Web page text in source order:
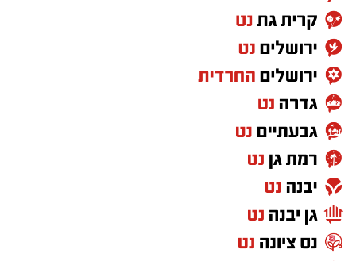
פחות טובה ואת קריירת המכללות סיים בפן סטייט
למשחק.
בקיץ 2024 יצא לאירופה וחתם בלבאריו היוונית.
לערב. אשתקד שיחק בשולה הצרפתית, כולל ב-
BCL ורשם 6.4 נקודות ו-5.6 ריבאונדים באירופה.
רוצה לעקוב אחרי הערוץ של הקבוצה "אשדוד נט"
ב-WhatsApp לחצו כאן